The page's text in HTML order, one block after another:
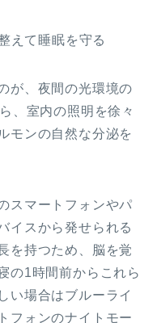
えて睡眠を守る
が、夜間の光環境の
、室内の照明を徐々
モンの自然な分泌を
スマートフォンやパ
イスから発せられる
を持つため、脳を覚
の1時間前からこれら
い場合はブルーライ
フォンのナイトモー